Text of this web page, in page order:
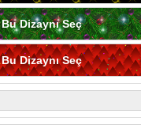
Bu Dizaynı Seç
Bu Dizaynı Seç